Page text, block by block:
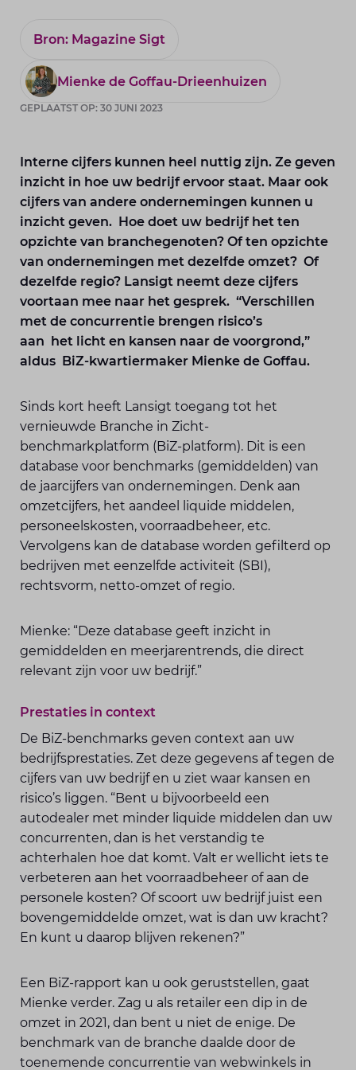
Bron: Magazine Sigt
Mienke de Goffau-Drieenhuizen
GEPLAATST OP: 30 JUNI 2023
Interne cijfers kunnen heel nuttig zijn. Ze geven
inzicht in hoe uw bedrijf ervoor staat. Maar ook
cijfers van andere ondernemingen kunnen u
inzicht geven. Hoe doet uw bedrijf het ten
opzichte van branchegenoten? Of ten opzichte
van ondernemingen met dezelfde omzet? Of
dezelfde regio? Lansigt neemt deze cijfers
voortaan mee naar het gesprek. “Verschillen
met de concurrentie brengen risico’s
aan het licht en kansen naar de voorgrond,”
aldus BiZ-kwartiermaker Mienke de Goffau.
Sinds kort heeft Lansigt toegang tot het
vernieuwde Branche in Zicht-
benchmarkplatform (BiZ-platform). Dit is een
database voor benchmarks (gemiddelden) van
de jaarcijfers van ondernemingen. Denk aan
omzetcijfers, het aandeel liquide middelen,
personeelskosten, voorraadbeheer, etc.
Vervolgens kan de database worden gefilterd op
bedrijven met eenzelfde activiteit (SBI),
rechtsvorm, netto-omzet of regio.
Mienke: “Deze database geeft inzicht in
gemiddelden en meerjarentrends, die direct
relevant zijn voor uw bedrijf.”
Prestaties in context
De BiZ-benchmarks geven context aan uw
bedrijfsprestaties. Zet deze gegevens af tegen de
cijfers van uw bedrijf en u ziet waar kansen en
risico’s liggen. “Bent u bijvoorbeeld een
autodealer met minder liquide middelen dan uw
concurrenten, dan is het verstandig te
achterhalen hoe dat komt. Valt er wellicht iets te
verbeteren aan het voorraadbeheer of aan de
personele kosten? Of scoort uw bedrijf juist een
bovengemiddelde omzet, wat is dan uw kracht?
En kunt u daarop blijven rekenen?”
Een BiZ-rapport kan u ook geruststellen, gaat
Mienke verder. Zag u als retailer een dip in de
omzet in 2021, dan bent u niet de enige. De
benchmark van de branche daalde door de
toenemende concurrentie van webwinkels in